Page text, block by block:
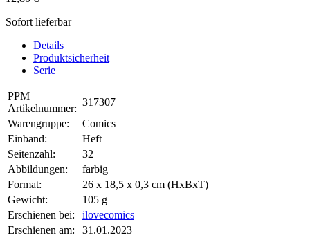
Sofort lieferbar
Details
Produktsicherheit
Serie
PPM
Artikelnummer:
317307
Warengruppe:
Comics
Einband:
Heft
Seitenzahl:
32
Abbildungen:
farbig
Format:
26 x 18,5 x 0,3 cm (HxBxT)
Gewicht:
105 g
Erschienen bei:
ilovecomics
Erschienen am:
31.01.2023